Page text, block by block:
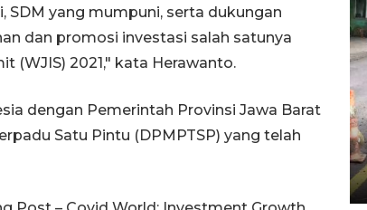
yang mumpuni, serta dukungan
dan promosi investasi salah satunya
(WJIS) 2021," kata Herawanto.
dengan Pemerintah Provinsi Jawa Barat
Satu Pintu (DPMPTSP) yang telah
Pigai: Penangkapan begal
tetap kewenangan aparat